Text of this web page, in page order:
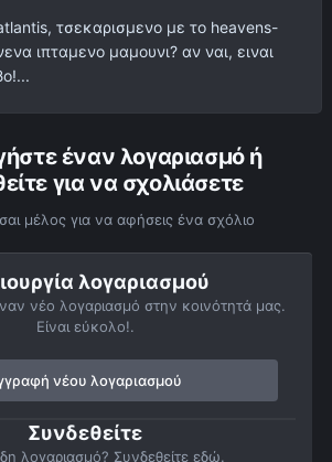
τσεκαρισμενο με το heavens-
ιπταμενο μαμουνι? αν ναι, ειναι
έναν λογαριασμό ή
για να σχολιάσετε
μέλος για να αφήσεις ένα σχόλιο
λογαριασμού
νέο λογαριασμό στην κοινότητά μας.
Είναι εύκολο!.
νέου λογαριασμού
Συνδεθείτε
λογαριασμό? Συνδεθείτε εδώ.